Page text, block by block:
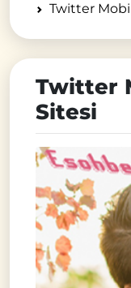
Twitter
Twitter
Sitesi